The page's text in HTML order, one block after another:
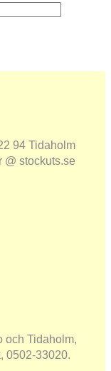
94 Tidaholm
@ stockuts.se
och Tidaholm,
0502-33020.